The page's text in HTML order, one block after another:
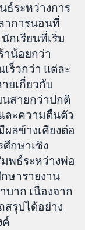
ระหว่างการ
าการนอนที่
กเรียนที่เริ่ม
าน้อยกว่า
ร็วกว่า แต่ละ
ยเกี่ยวกับ
นสายกว่าปกติ
ละความตื่นตัว
ลข้างเคียงต่อ
กษาเชิง
พธ์ระหว่างพ่อ
ษารายงาน
บาก เนื่องจาก
สรุปได้อย่าง
ค์